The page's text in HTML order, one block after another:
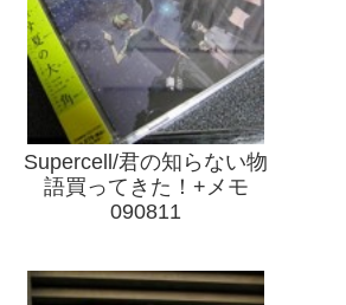
Supercell/君の知らない物
語買ってきた！+メモ
090811